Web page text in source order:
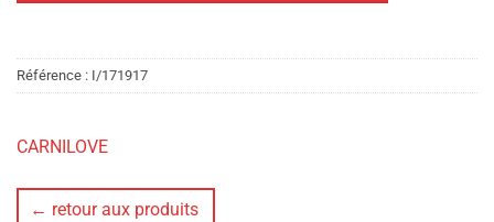
Référence : I/171917
CARNILOVE
← retour aux produits